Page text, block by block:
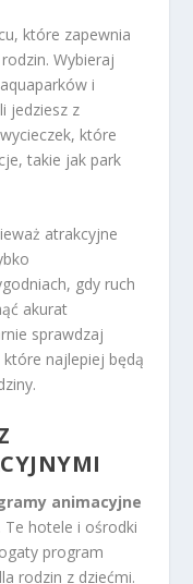
które zapewnia
Wybieraj
i
jedziesz z
które
takie jak park
atrakcyjne
gdy ruch
akurat
sprawdzaj
najlepiej będą
animacyjne
Te hotele i ośrodki
program
rodzin z dziećmi.